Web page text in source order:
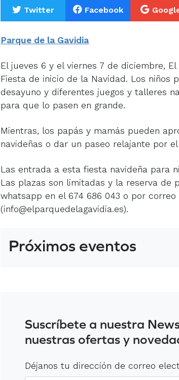
Twitter Facebook
Parque de la Gavidia
El jueves 6 y el viernes 7 de diciembre,
Fiesta de inicio de la Navidad. Los niños
desayuno y diferentes juegos y talleres
para que lo pasen en grande.
Mientras, los papás y mamás pueden
navideñas o dar un paseo relajante por
Las entrada a esta fiesta navideña para
Las plazas son limitadas y la reserva de
whatsapp en el 674 686 043 o por
(info@elparquedelagavidia.es).
Próximos eventos
Suscríbete a nuestra
nuestras ofertas y
Déjanos tu dirección de correo